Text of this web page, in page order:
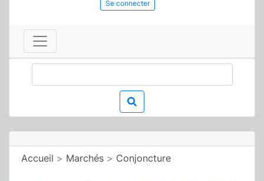
Se connecter
Accueil > Marchés > Conjoncture